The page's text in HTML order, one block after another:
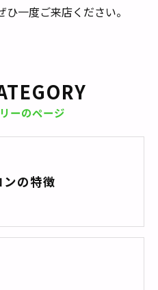
一度ご来店ください。
ーのページ
ンの特徴